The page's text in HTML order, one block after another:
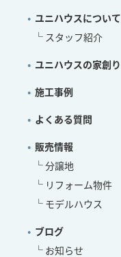
ユニハウスについて
スタッフ紹介
ユニハウスの家創り
施工事例
よくある質問
販売情報
分譲地
リフォーム物件
モデルハウス
ブログ
お知らせ